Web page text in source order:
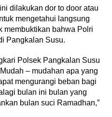
dilakukan dor to door atau
mengetahui langsung
membuktikan bahwa Polri
Pangkalan Susu.
Polsek Pangkalan Susu
– mudahan apa yang
mengurangi beban bagi
bulan ini bulan yang
bulan suci Ramadhan,”